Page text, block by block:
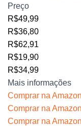
Preço
R$49,99
R$36,80
R$62,91
R$19,90
R$34,99
Mais informações
Comprar na Amazon
Comprar na Amazon
Comprar na Amazon